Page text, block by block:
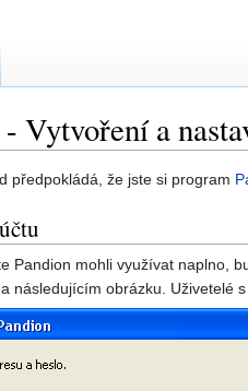
Vytvoření a
předpokládá, že jste si program
Pandion mohli využívat naplno,
následujícím obrázku. Uživetelé